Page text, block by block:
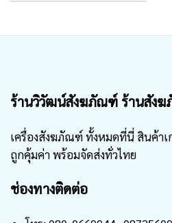
ร้านวิวัฒน์สังฆภัณฑ์ ร้านสังฆ
เครื่องสังฆภัณฑ์ ทั้งหมดที่นี่ สินค้า
ถูกคุ้มค่า พร้อมจัดส่งทั่วไทย
ช่องทางติดต่อ